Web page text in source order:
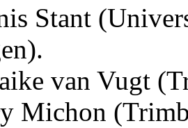
Stant
van Vugt
Michon